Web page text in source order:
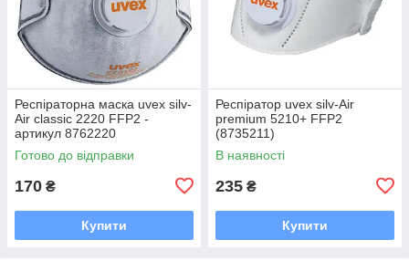
Респіраторна маска uvex silv-
Air classic 2220 FFP2 -
артикул 8762220
Готово до відправки
170 ₴
Купити
Респіратор uvex silv-Air
premium 5210+ FFP2
(8735211)
В наявності
235 ₴
Купити